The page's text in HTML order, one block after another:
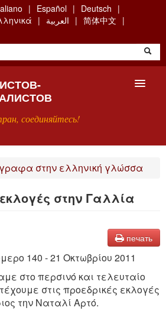
Español
Deutsch
العربية
简体中文
соединяйтесь!
στην ελληνική γλώσσα
στην Γαλλία
печать
140 - 21 Οκτωβρίου 2011
στο περσινό και τελευταίο
στις προεδρικές εκλογές
την Ναταλί Αρτό.